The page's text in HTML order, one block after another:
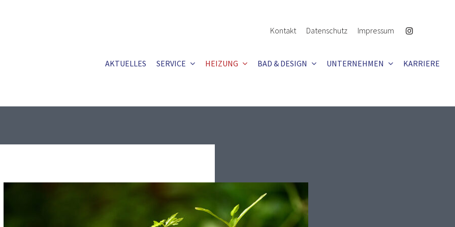
Kontakt Datenschutz Impressum
AKTUELLES SERVICE HEIZUNG BAD & DESIGN UNTERNEHMEN KARRIERE